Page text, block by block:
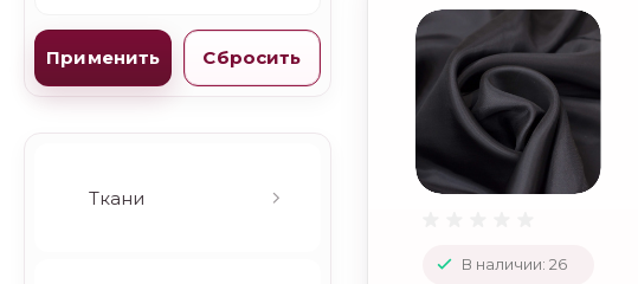
Коричневый
(бордо, фуксия,
Ткани
В наличии: 26